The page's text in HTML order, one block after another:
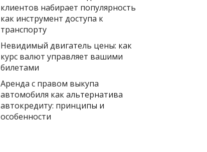
клиентов набирает популярность
как инструмент доступа к
транспорту
Невидимый двигатель цены: как
курс валют управляет вашими
билетами
Аренда с правом выкупа
автомобиля как альтернатива
автокредиту: принципы и
особенности